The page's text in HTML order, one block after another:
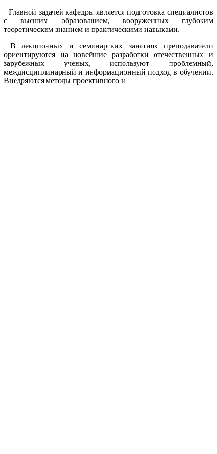
Главной задачей кафедры является подготовка специалистов
с высшим образованием, вооруженных глубоким
теоретическим знанием и практическими навыками.
В лекционных и семинарских занятиях преподаватели
ориентируются на новейшие разработки отечественных и
зарубежных ученых, используют проблемный,
междисциплинарный и информационный подход в обучении.
Внедряются методы проективного и